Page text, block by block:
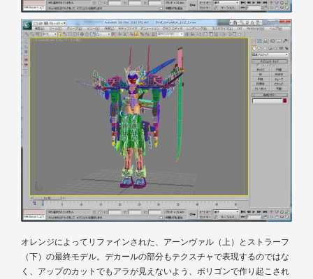
オレンジによってリファインされた、アーンヴァル（上）とストラーフ
（下）の最終モデル。デカールの部分もテクスチャで表現するのではな
く、アップのカットでもアラが見えないよう、ポリゴンで作り起こされ